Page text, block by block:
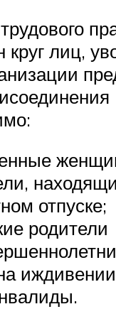
круг лиц,
отпуске;
родители